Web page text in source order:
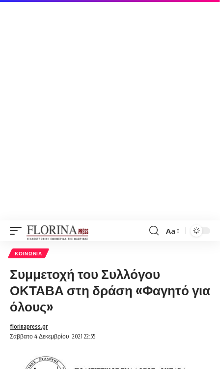
Font
Aa
ΚΟΙΝΩΝΊΑ
Συμμετοχή του Συλλόγου
ΟΚΤΑΒΑ στη δράση «Φαγητό για
όλους»
Σάββατο 4 Δεκεμβρίου, 2021 22:55
florinapress.gr